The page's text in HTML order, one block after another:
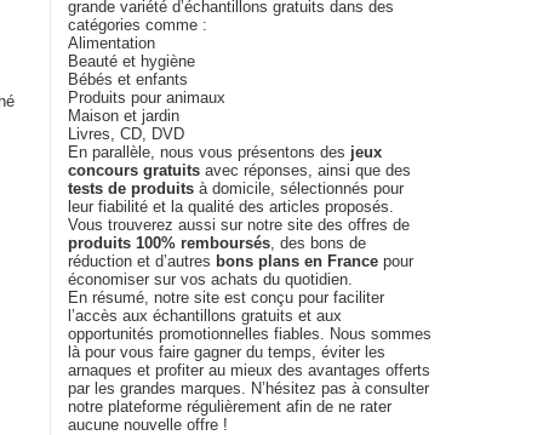
grande variété d’échantillons gratuits dans des
catégories comme :
Alimentation
Beauté et hygiène
Bébés et enfants
Produits pour animaux
Maison et jardin
Livres, CD, DVD
En parallèle, nous vous présentons des jeux
concours gratuits avec réponses, ainsi que des
tests de produits à domicile, sélectionnés pour
leur fiabilité et la qualité des articles proposés.
Vous trouverez aussi sur notre site des offres de
produits 100% remboursés, des bons de
réduction et d’autres bons plans en France pour
économiser sur vos achats du quotidien.
En résumé, notre site est conçu pour faciliter
l’accès aux échantillons gratuits et aux
opportunités promotionnelles fiables. Nous sommes
là pour vous faire gagner du temps, éviter les
arnaques et profiter au mieux des avantages offerts
par les grandes marques. N’hésitez pas à consulter
notre plateforme régulièrement afin de ne rater
aucune nouvelle offre !